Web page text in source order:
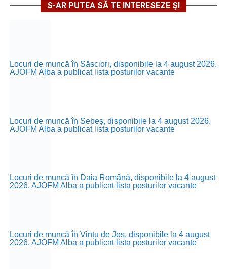
S-AR PUTEA SĂ TE INTERESEZE ȘI
Locuri de muncă în Săsciori, disponibile la 4 august 2026.
AJOFM Alba a publicat lista posturilor vacante
Locuri de muncă în Sebeș, disponibile la 4 august 2026.
AJOFM Alba a publicat lista posturilor vacante
Locuri de muncă în Daia Română, disponibile la 4 august
2026. AJOFM Alba a publicat lista posturilor vacante
Locuri de muncă în Vințu de Jos, disponibile la 4 august
2026. AJOFM Alba a publicat lista posturilor vacante